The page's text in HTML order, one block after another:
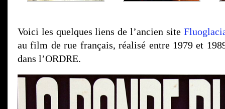
Voici les quelques liens de l’ancien site
au film de rue français, réalisé entre 1979 et
dans l’ORDRE.